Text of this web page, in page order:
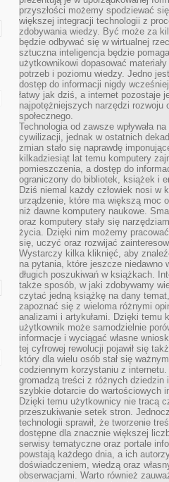
przyszłości możemy spodziewać
większej integracji technologii z
zdobywania wiedzy. Być może za
będzie odbywać się w wirtualnej
sztuczna inteligencja będzie
użytkownikowi dopasować
potrzeb i poziomu wiedzy. Jedno
dostęp do informacji nigdy
łatwy jak dziś, a internet pozostaje
najpotężniejszych narzędzi rozwoju
społecznego.
Technologia od zawsze wpływała na
cywilizacji, jednak w ostatnich
zmian stało się naprawdę
kilkadziesiąt lat temu komputery
pomieszczenia, a dostęp do
ograniczony do bibliotek, książek i
Dziś niemal każdy człowiek nosi w
urządzenie, które ma większą moc
niż dawne komputery naukowe.
oraz komputery stały się
życia. Dzięki nim możemy
się, uczyć oraz rozwijać
Wystarczy kilka kliknięć, aby
na pytania, które jeszcze niedawno
długich poszukiwań w książkach.
także sposób, w jaki zdobywamy
czytać jedną książkę na dany
zapoznać się z wieloma różnymi
analizami i artykułami. Dzięki temu
użytkownik może samodzielnie
informacje i wyciągać własne
tej cyfrowej rewolucji pojawił się
który dla wielu osób stał się
codziennym korzystaniu z
gromadzą treści z różnych dziedzin
szybkie dotarcie do wartościowych
Dzięki temu użytkownicy nie tracą
przeszukiwanie setek stron.
technologii sprawił, że tworzenie
dostępne dla znacznie większej
serwisy tematyczne oraz portale
powstają każdego dnia, a ich
doświadczeniem, wiedzą oraz
obserwacjami. Warto również